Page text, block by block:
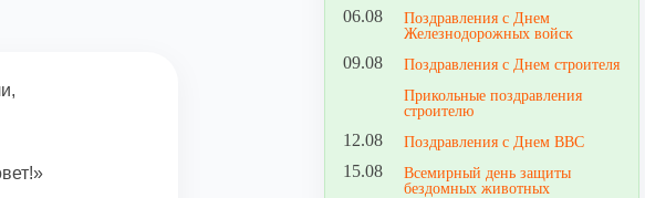
06.08
Поздравления с Днем
Железнодорожных войск
09.08
Поздравления с Днем строителя
Прикольные поздравления
строителю
12.08 Поздравления с Днем ВВС
15.08
Всемирный день защиты
бездомных животных